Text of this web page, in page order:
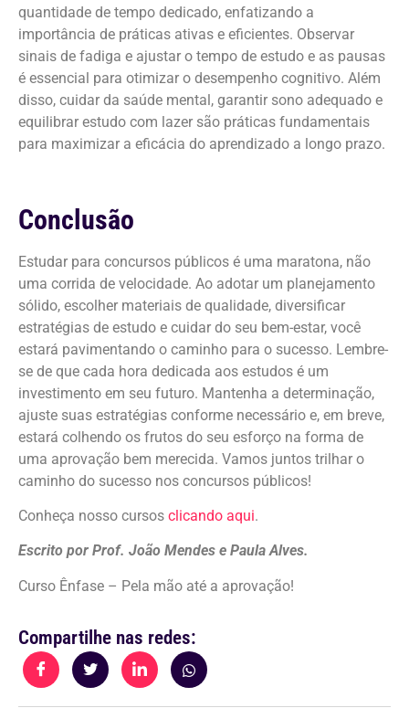
quantidade de tempo dedicado, enfatizando a
importância de práticas ativas e eficientes. Observar
sinais de fadiga e ajustar o tempo de estudo e as pausas
é essencial para otimizar o desempenho cognitivo. Além
disso, cuidar da saúde mental, garantir sono adequado e
equilibrar estudo com lazer são práticas fundamentais
para maximizar a eficácia do aprendizado a longo prazo.
Conclusão
Estudar para concursos públicos é uma maratona, não
uma corrida de velocidade. Ao adotar um planejamento
sólido, escolher materiais de qualidade, diversificar
estratégias de estudo e cuidar do seu bem-estar, você
estará pavimentando o caminho para o sucesso. Lembre-
se de que cada hora dedicada aos estudos é um
investimento em seu futuro. Mantenha a determinação,
ajuste suas estratégias conforme necessário e, em breve,
estará colhendo os frutos do seu esforço na forma de
uma aprovação bem merecida. Vamos juntos trilhar o
caminho do sucesso nos concursos públicos!
Conheça nosso cursos clicando aqui.
Escrito por Prof. João Mendes e Paula Alves.
Curso Ênfase – Pela mão até a aprovação!
Compartilhe nas redes: